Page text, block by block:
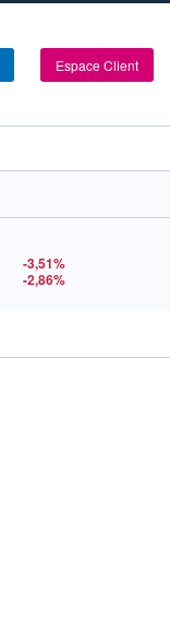
Espace Client
-3,51%
-2,86%